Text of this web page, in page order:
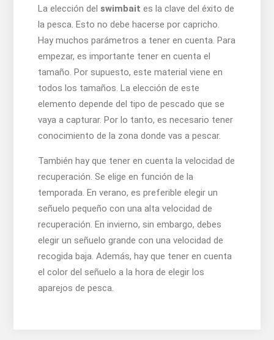
La elección del swimbait es la clave del éxito de
la pesca. Esto no debe hacerse por capricho.
Hay muchos parámetros a tener en cuenta. Para
empezar, es importante tener en cuenta el
tamaño. Por supuesto, este material viene en
todos los tamaños. La elección de este
elemento depende del tipo de pescado que se
vaya a capturar. Por lo tanto, es necesario tener
conocimiento de la zona donde vas a pescar.
También hay que tener en cuenta la velocidad de
recuperación. Se elige en función de la
temporada. En verano, es preferible elegir un
señuelo pequeño con una alta velocidad de
recuperación. En invierno, sin embargo, debes
elegir un señuelo grande con una velocidad de
recogida baja. Además, hay que tener en cuenta
el color del señuelo a la hora de elegir los
aparejos de pesca.